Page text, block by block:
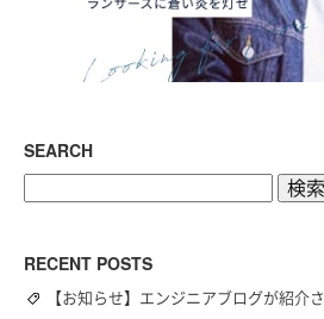
SEARCH
RECENT POSTS
【お知らせ】エンジニアブログが紹介